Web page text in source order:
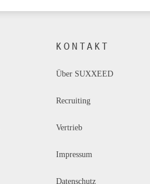
KONTAKT
Über SUXXEED
Recruiting
Vertrieb
Impressum
Datenschutz